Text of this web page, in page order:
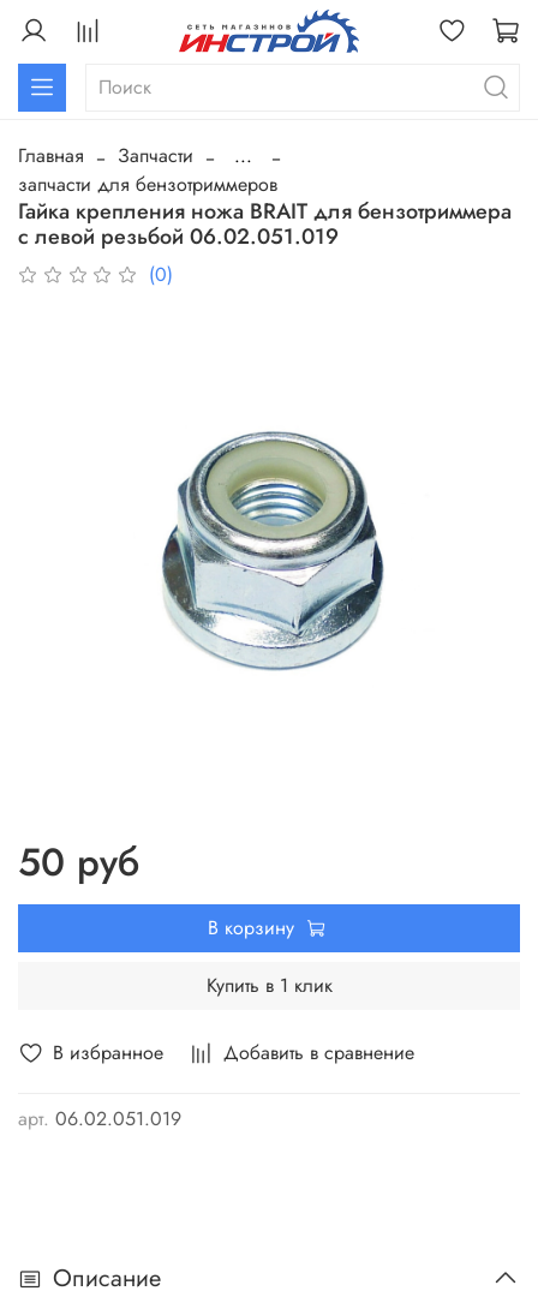
Главная Запчасти
...
запчасти для бензотриммеров
Гайка крепления ножа BRAIT для бензотриммера
с левой резьбой 06.02.051.019
(0)
В избранное Добавить в сравнение
арт. 06.02.051.019
50 руб
В корзину
Купить в 1 клик
Описание